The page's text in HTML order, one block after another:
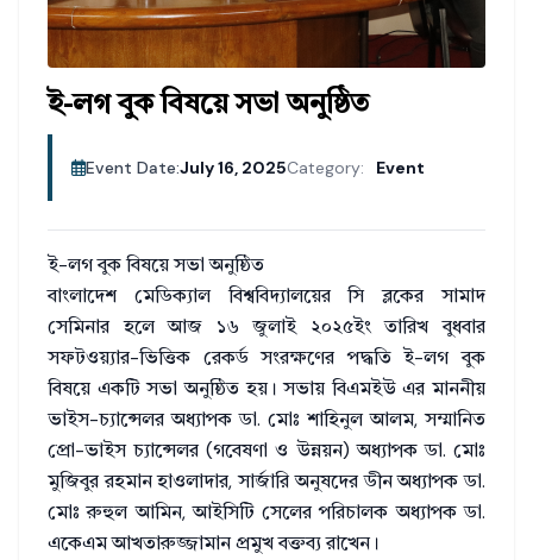
ই-লগ বুক বিষয়ে সভা অনুষ্ঠিত
Event Date:July 16, 2025Category: Event
ই-লগ বুক বিষয়ে সভা অনুষ্ঠিত
বাংলাদেশ মেডিক্যাল বিশ্ববিদ্যালয়ের সি ব্লকের সামাদ
সেমিনার হলে আজ ১৬ জুলাই ২০২৫ইং তারিখ বুধবার
সফটওয়্যার-ভিত্তিক রেকর্ড সংরক্ষণের পদ্ধতি ই-লগ বুক
বিষয়ে একটি সভা অনুষ্ঠিত হয়। সভায় বিএমইউ এর মাননীয়
ভাইস-চ্যান্সেলর অধ্যাপক ডা. মোঃ শাহিনুল আলম, সম্মানিত
প্রো-ভাইস চ্যান্সেলর (গবেষণা ও উন্নয়ন) অধ্যাপক ডা. মোঃ
মুজিবুর রহমান হাওলাদার, সার্জারি অনুষদের ডীন অধ্যাপক ডা.
মোঃ রুহুল আমিন, আইসিটি সেলের পরিচালক অধ্যাপক ডা.
একেএম আখতারুজ্জামান প্রমুখ বক্তব্য রাখেন।